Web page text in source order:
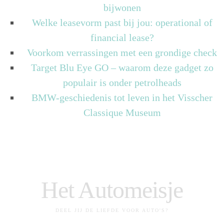
bijwonen
Welke leasevorm past bij jou: operational of
financial lease?
Voorkom verrassingen met een grondige check
Target Blu Eye GO – waarom deze gadget zo
populair is onder petrolheads
BMW-geschiedenis tot leven in het Visscher
Classique Museum
Het Automeisje
DEEL JIJ DE LIEFDE VOOR AUTO'S?